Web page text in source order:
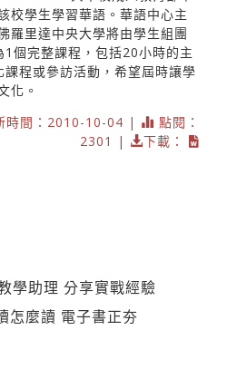
校學生學習華語。華語中心主
羅里達中央大學將由學生組團
個完整課程，包括20小時的主
程或參訪活動，希望屆時讓學
化。
時間：2010-10-04 |
點閱：
2301 |
下載：
學助理 分享實戰經驗
怎麼讀 電子書正夯